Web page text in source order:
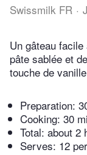
Swissmilk FR
Un gâteau
pâte sablée et
touche de
Preparation:
Cooking: 30
Total: about 2
Serves: 12